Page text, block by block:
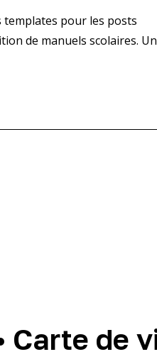
templates pour les posts
de manuels scolaires. Un
Carte de